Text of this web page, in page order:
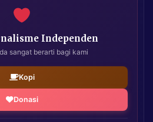
Independen
sangat berarti bagi kami
Kopi
Donasi